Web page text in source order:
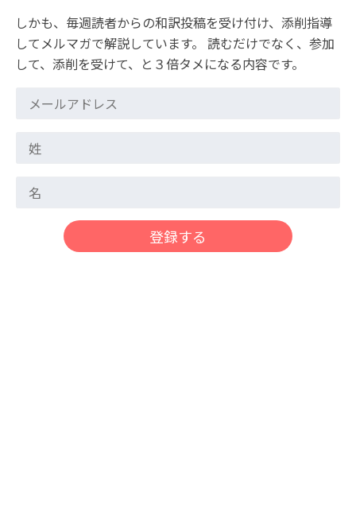
しかも、毎週読者からの和訳投稿を受け付け、添削指導
してメルマガで解説しています。 読むだけでなく、参加
して、添削を受けて、と３倍タメになる内容です。